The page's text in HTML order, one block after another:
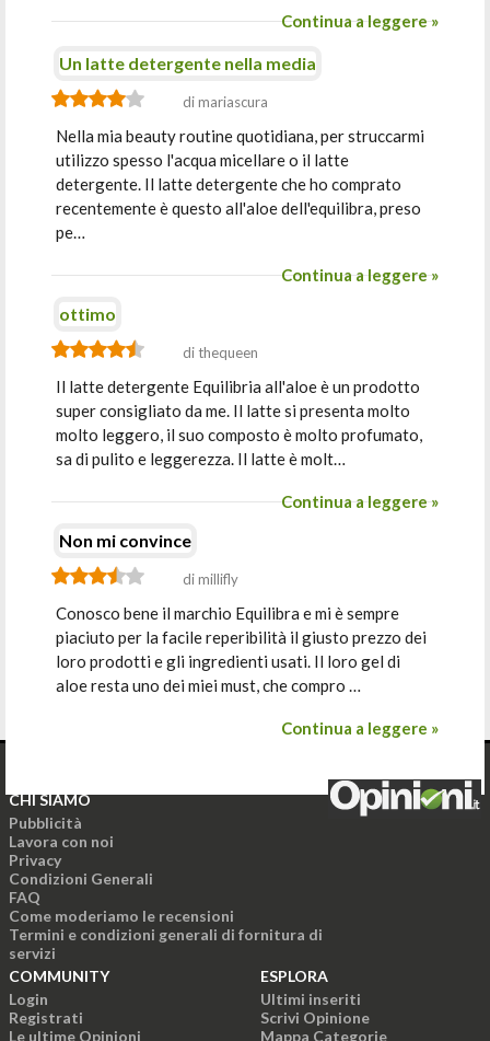
Continua a leggere »
Un latte detergente nella media
di mariascura
Nella mia beauty routine quotidiana, per struccarmi
utilizzo spesso l'acqua micellare o il latte
detergente. Il latte detergente che ho comprato
recentemente è questo all'aloe dell'equilibra, preso
pe…
Continua a leggere »
ottimo
di thequeen
Il latte detergente Equilibria all'aloe è un prodotto
super consigliato da me. Il latte si presenta molto
molto leggero, il suo composto è molto profumato,
sa di pulito e leggerezza. Il latte è molt…
Continua a leggere »
Non mi convince
di millifly
Conosco bene il marchio Equilibra e mi è sempre
piaciuto per la facile reperibilità il giusto prezzo dei
loro prodotti e gli ingredienti usati. Il loro gel di
aloe resta uno dei miei must, che compro …
Continua a leggere »
CHI SIAMO
Pubblicità
Lavora con noi
Privacy
Condizioni Generali
FAQ
Come moderiamo le recensioni
Termini e condizioni generali di fornitura di
servizi
COMMUNITY
Login
Registrati
Le ultime Opinioni
ESPLORA
Ultimi inseriti
Scrivi Opinione
Mappa Categorie